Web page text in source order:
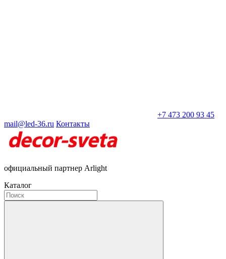
+7 473 200 93 45
mail@led-36.ru Контакты
официальный партнер Arlight
Каталог